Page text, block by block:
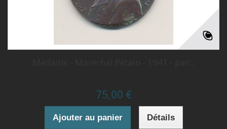
75,00 €
Ajouter au panier Détails